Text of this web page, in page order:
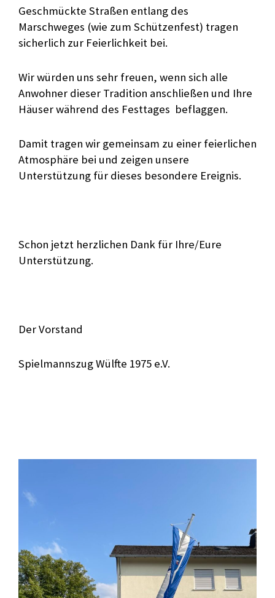
Geschmückte Straßen entlang des
Marschweges (wie zum Schützenfest) tragen
sicherlich zur Feierlichkeit bei.
Wir würden uns sehr freuen, wenn sich alle
Anwohner dieser Tradition anschließen und Ihre
Häuser während des Festtages beflaggen.
Damit tragen wir gemeinsam zu einer feierlichen
Atmosphäre bei und zeigen unsere
Unterstützung für dieses besondere Ereignis.
Schon jetzt herzlichen Dank für Ihre/Eure
Unterstützung.
Der Vorstand
Spielmannszug Wülfte 1975 e.V.